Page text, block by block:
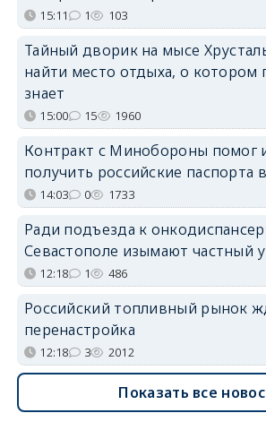
15:11 1 103
Тайный дворик на мысе
найти место отдыха, о котором
знает
15:00 15 1960
Контракт с Минобороны помог
получить российские паспорта
14:03 0 1733
Ради подъезда к
Севастополе изымают частный
12:18 1 486
Российский топливный рынок
перенастройка
12:18 3 2012
Показать все